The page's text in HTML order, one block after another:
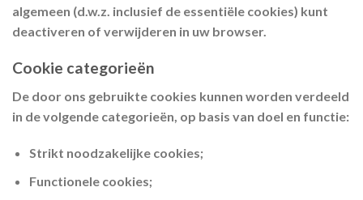
algemeen (d.w.z. inclusief de essentiële cookies) kunt
deactiveren of verwijderen in uw browser.
Cookie categorieën
De door ons gebruikte cookies kunnen worden verdeeld
in de volgende categorieën, op basis van doel en functie:
Strikt noodzakelijke cookies;
Functionele cookies;